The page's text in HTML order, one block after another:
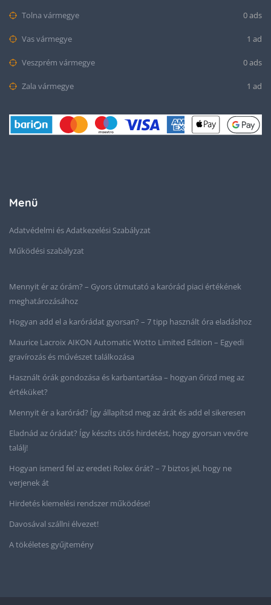
Tolna vármegye 0 ads
Vas vármegye 1 ad
Veszprém vármegye 0 ads
Zala vármegye 1 ad
Menü
Adatvédelmi és Adatkezelési Szabályzat
Működési szabályzat
Mennyit ér az órám? – Gyors útmutató a karórád piaci értékének
meghatározásához
Hogyan add el a karórádat gyorsan? – 7 tipp használt óra eladáshoz
Maurice Lacroix AIKON Automatic Wotto Limited Edition – Egyedi
gravírozás és művészet találkozása
Használt órák gondozása és karbantartása – hogyan őrizd meg az
értéküket?
Mennyit ér a karórád? Így állapítsd meg az árát és add el sikeresen
Eladnád az órádat? Így készíts ütős hirdetést, hogy gyorsan vevőre
találj!
Hogyan ismerd fel az eredeti Rolex órát? – 7 biztos jel, hogy ne
verjenek át
Hirdetés kiemelési rendszer működése!
Davosával szállni élvezet!
A tökéletes gyűjtemény